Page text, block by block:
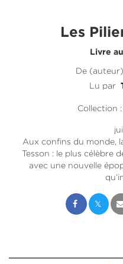
Les
Livre
De (auteur)
Lu par
Collection :
Aux confins du monde,
Tesson : le plus célèbre
avec une nouvelle